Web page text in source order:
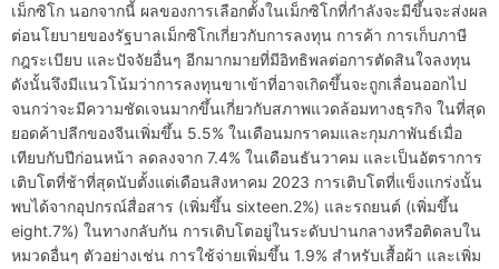
เม็กซิโก นอกจากนี้ ผลของการเลือกตั้งในเม็กซิโกที่กำลังจะมีขึ้นจะส่งผล
ต่อนโยบายของรัฐบาลเม็กซิโกเกี่ยวกับการลงทุน การค้า การเก็บภาษี
กฎระเบียบ และปัจจัยอื่นๆ อีกมากมายที่มีอิทธิพลต่อการตัดสินใจลงทุน
ดังนั้นจึงมีแนวโน้มว่าการลงทุนขาเข้าที่อาจเกิดขึ้นจะถูกเลื่อนออกไป
จนกว่าจะมีความชัดเจนมากขึ้นเกี่ยวกับสภาพแวดล้อมทางธุรกิจ ในที่สุด
ยอดค้าปลีกของจีนเพิ่มขึ้น 5.5% ในเดือนมกราคมและกุมภาพันธ์เมื่อ
เทียบกับปีก่อนหน้า ลดลงจาก 7.4% ในเดือนธันวาคม และเป็นอัตราการ
เติบโตที่ช้าที่สุดนับตั้งแต่เดือนสิงหาคม 2023 การเติบโตที่แข็งแกร่งนั้น
พบได้จากอุปกรณ์สื่อสาร (เพิ่มขึ้น sixteen.2%) และรถยนต์ (เพิ่มขึ้น
eight.7%) ในทางกลับกัน การเติบโตอยู่ในระดับปานกลางหรือติดลบใน
หมวดอื่นๆ ตัวอย่างเช่น การใช้จ่ายเพิ่มขึ้น 1.9% สำหรับเสื้อผ้า และเพิ่ม